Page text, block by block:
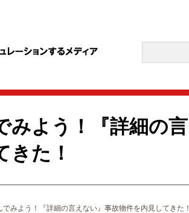
みよう！『詳細の言
きた！
みよう！『詳細の言えない』事故物件を内見してきた！